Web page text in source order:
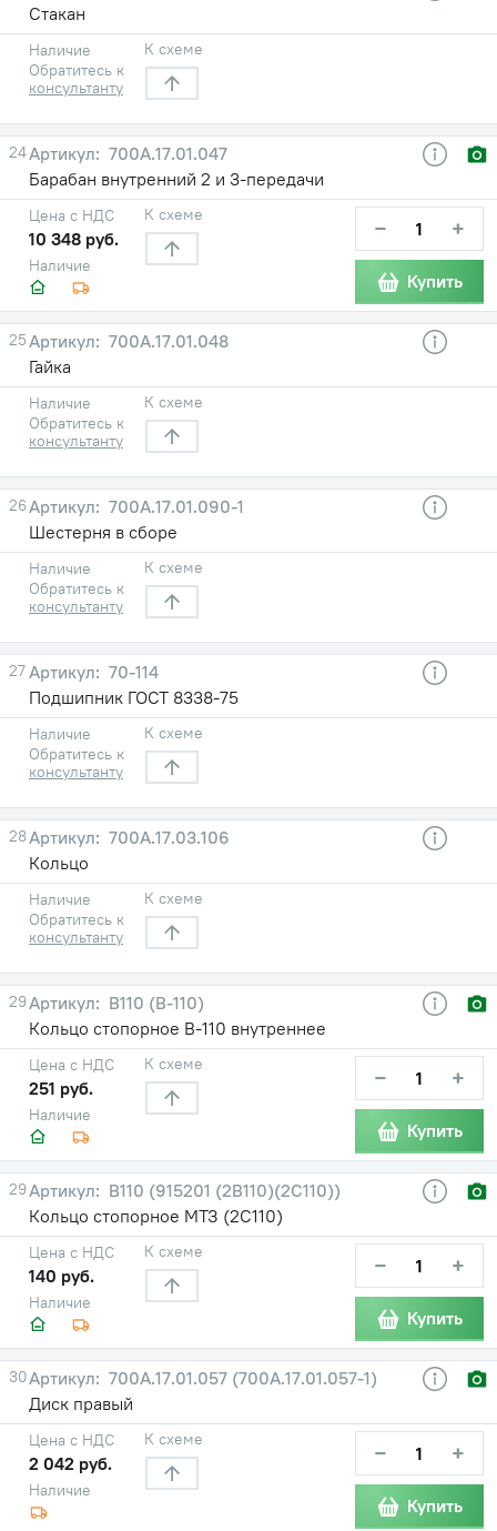
Стакан
Наличие
Обратитесь к
консультанту
К схеме
24
700А.17.01.047
Барабан внутренний 2 и 3-передачи
Наличие
Цена с НДС
10 348 руб.
К схеме − +
Купить
25
700А.17.01.048
Гайка
Наличие
Обратитесь к
консультанту
К схеме
26
700А.17.01.090-1
Шестерня в сборе
Наличие
Обратитесь к
консультанту
К схеме
27
70-114
Подшипник ГОСТ 8338-75
Наличие
Обратитесь к
консультанту
К схеме
28
700А.17.03.106
Кольцо
Наличие
Обратитесь к
консультанту
К схеме
29
В110 (В-110)
Кольцо стопорное В-110 внутреннее
Наличие
Цена с НДС
251 руб.
К схеме − +
Купить
29
В110 (915201 (2В110)(2С110))
Кольцо стопорное МТЗ (2С110)
Наличие
Цена с НДС
140 руб.
К схеме − +
Купить
30
700А.17.01.057 (700А.17.01.057-1)
Диск правый
Наличие
Цена с НДС
2 042 руб.
К схеме − +
Купить